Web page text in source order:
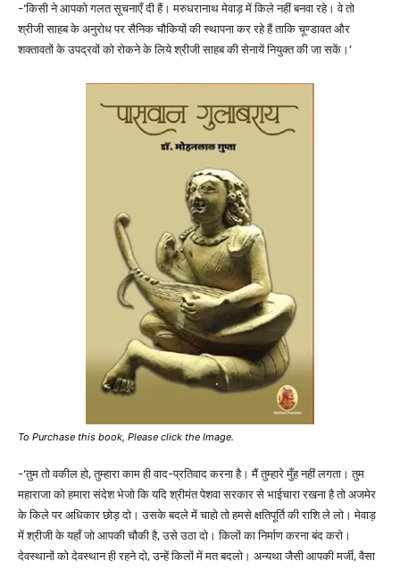
-‘किसी ने आपको गलत सूचनाएँ दी हैं। मरुधरानाथ मेवाड़ में किले नहीं बनवा रहे। वे तो
श्रीजी साहब के अनुरोध पर सैनिक चौकियों की स्थापना कर रहे हैं ताकि चूण्डावत और
शक्तावतों के उपद्रवों को रोकने के लिये श्रीजी साहब की सेनायें नियुक्त की जा सकें।’
To Purchase this book, Please click the Image.
-‘तुम तो वकील हो, तुम्हारा काम ही वाद-प्रतिवाद करना है। मैं तुम्हारे मुँह नहीं लगता। तुम
महाराजा को हमारा संदेश भेजो कि यदि श्रीमंत पेशवा सरकार से भाईचारा रखना है तो अजमेर
के किले पर अधिकार छोड़ दो। उसके बदले में चाहो तो हमसे क्षतिपूर्ति की राशि ले लो। मेवाड़
में श्रीजी के यहाँ जो आपकी चौकी है, उसे उठा दो। किलों का निर्माण करना बंद करो।
देवस्थानों को देवस्थान ही रहने दो, उन्हें किलों में मत बदलो। अन्यथा जैसी आपकी मर्जी, वैसा